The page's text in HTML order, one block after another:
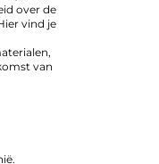
over de
vind je
van